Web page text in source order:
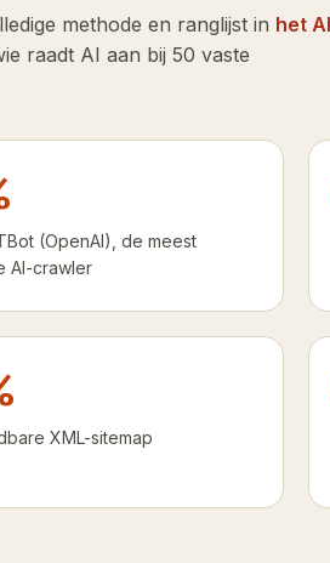
methode en ranglijst in het
raadt AI aan bij 50 vaste
(OpenAI), de meest
AI-crawler
XML-sitemap